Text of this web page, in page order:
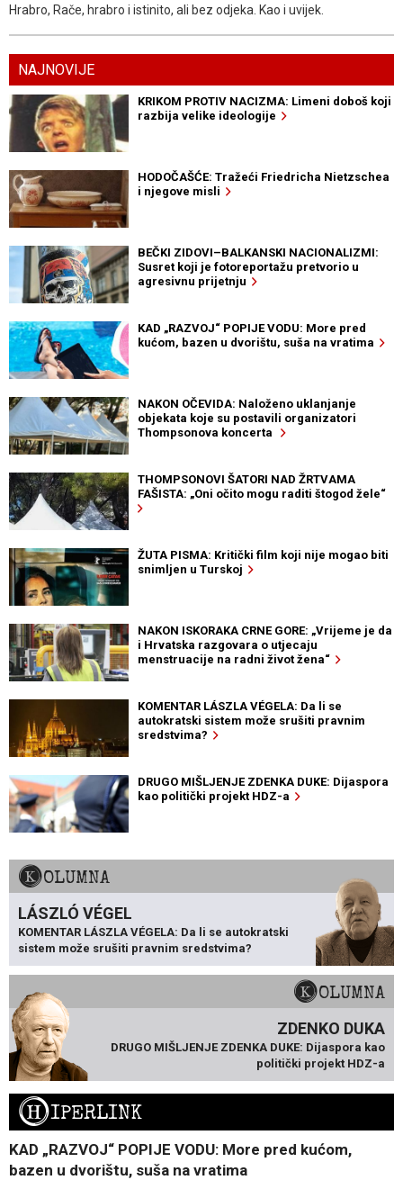
Hrabro, Rače, hrabro i istinito, ali bez odjeka. Kao i uvijek.
NAJNOVIJE
KRIKOM PROTIV NACIZMA: Limeni doboš koji
razbija velike ideologije
HODOČAŠĆE: Tražeći Friedricha Nietzschea
i njegove misli
BEČKI ZIDOVI–BALKANSKI NACIONALIZMI:
Susret koji je fotoreportažu pretvorio u
agresivnu prijetnju
KAD „RAZVOJ“ POPIJE VODU: More pred
kućom, bazen u dvorištu, suša na vratima
NAKON OČEVIDA: Naloženo uklanjanje
objekata koje su postavili organizatori
Thompsonova koncerta
THOMPSONOVI ŠATORI NAD ŽRTVAMA
FAŠISTA: „Oni očito mogu raditi štogod žele“
ŽUTA PISMA: Kritički film koji nije mogao biti
snimljen u Turskoj
NAKON ISKORAKA CRNE GORE: „Vrijeme je da
i Hrvatska razgovara o utjecaju
menstruacije na radni život žena“
KOMENTAR LÁSZLA VÉGELA: Da li se
autokratski sistem može srušiti pravnim
sredstvima?
DRUGO MIŠLJENJE ZDENKA DUKE: Dijaspora
kao politički projekt HDZ-a
KOLUMNA
LÁSZLÓ VÉGEL
KOMENTAR LÁSZLA VÉGELA: Da li se autokratski
sistem može srušiti pravnim sredstvima?
KOLUMNA
ZDENKO DUKA
DRUGO MIŠLJENJE ZDENKA DUKE: Dijaspora kao
politički projekt HDZ-a
HIPERLINK
KAD „RAZVOJ“ POPIJE VODU: More pred kućom,
bazen u dvorištu, suša na vratima